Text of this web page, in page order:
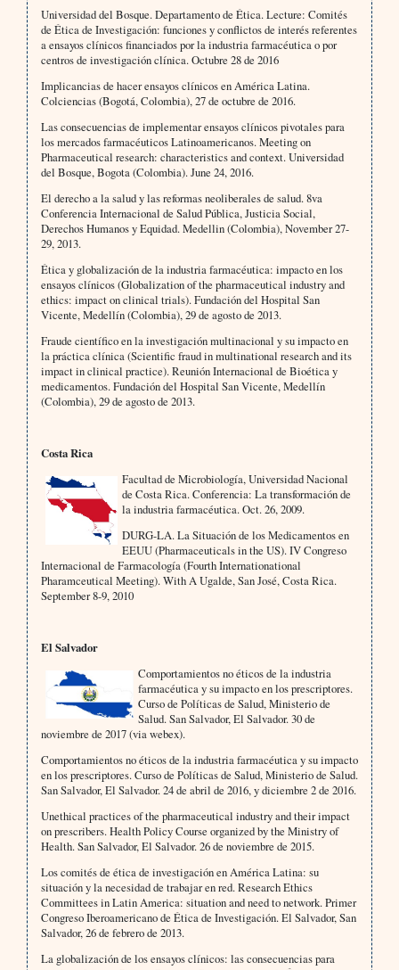
Universidad del Bosque. Departamento de Ética. Lecture: Comités
de Ética de Investigación: funciones y conflictos de interés referentes
a ensayos clínicos financiados por la industria farmacéutica o por
centros de investigación clínica. Octubre 28 de 2016
Implicancias de hacer ensayos clínicos en América Latina.
Colciencias (Bogotá, Colombia), 27 de octubre de 2016.
Las consecuencias de implementar ensayos clínicos pivotales para
los mercados farmacéuticos Latinoamericanos. Meeting on
Pharmaceutical research: characteristics and context. Universidad
del Bosque, Bogota (Colombia). June 24, 2016.
El derecho a la salud y las reformas neoliberales de salud. 8va
Conferencia Internacional de Salud Pública, Justicia Social,
Derechos Humanos y Equidad. Medellin (Colombia), November 27-
29, 2013.
Ética y globalización de la industria farmacéutica: impacto en los
ensayos clínicos (Globalization of the pharmaceutical industry and
ethics: impact on clinical trials). Fundación del Hospital San
Vicente, Medellín (Colombia), 29 de agosto de 2013.
Fraude científico en la investigación multinacional y su impacto en
la práctica clínica (Scientific fraud in multinational research and its
impact in clinical practice). Reunión Internacional de Bioética y
medicamentos. Fundación del Hospital San Vicente, Medellín
(Colombia), 29 de agosto de 2013.
Costa Rica
Facultad de Microbiología, Universidad Nacional
de Costa Rica. Conferencia: La transformación de
la industria farmacéutica. Oct. 26, 2009.
DURG-LA. La Situación de los Medicamentos en
EEUU (Pharmaceuticals in the US). IV Congreso
Internacional de Farmacología (Fourth Internationational
Pharamceutical Meeting). With A Ugalde, San José, Costa Rica.
September 8-9, 2010
El Salvador
Comportamientos no éticos de la industria
farmacéutica y su impacto en los prescriptores.
Curso de Políticas de Salud, Ministerio de
Salud. San Salvador, El Salvador. 30 de
noviembre de 2017 (via webex).
Comportamientos no éticos de la industria farmacéutica y su impacto
en los prescriptores. Curso de Políticas de Salud, Ministerio de Salud.
San Salvador, El Salvador. 24 de abril de 2016, y diciembre 2 de 2016.
Unethical practices of the pharmaceutical industry and their impact
on prescribers. Health Policy Course organized by the Ministry of
Health. San Salvador, El Salvador. 26 de noviembre de 2015.
Los comités de ética de investigación en América Latina: su
situación y la necesidad de trabajar en red. Research Ethics
Committees in Latin America: situation and need to network. Primer
Congreso Iberoamericano de Ética de Investigación. El Salvador, San
Salvador, 26 de febrero de 2013.
La globalización de los ensayos clínicos: las consecuencias para